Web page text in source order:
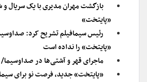
بازگشت مهران مدیری با یک سریال
«پایتخت»
رئیس سیمافیلم تشریح کرد:
«پایتخت» را نداده است
ماجرای قهر و آشتی‌ها در
«پایتخت» جدید، فرصت نو برای سیما